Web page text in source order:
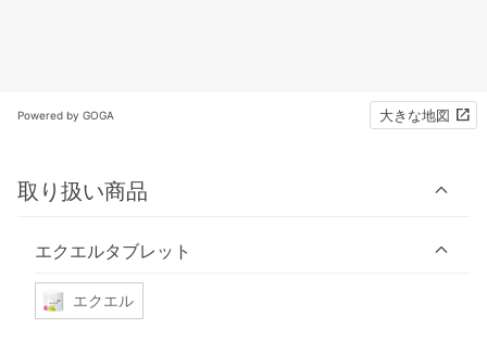
Powered by GOGA 大きな地図
取り扱い商品
エクエルタブレット
エクエル